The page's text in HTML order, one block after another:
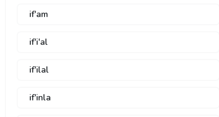
if'am
if'i'al
if'ilal
if'inla